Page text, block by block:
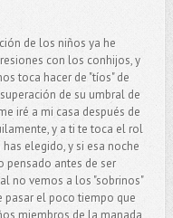
de los niños ya he
con los conhijos, y
toca hacer de "tíos" de
de su umbral de
iré a mi casa después de
y a ti te toca el rol
elegido, y si esa noche
pensado antes de ser
no vemos a los "sobrinos"
pasar el poco tiempo que
miembros de la manada